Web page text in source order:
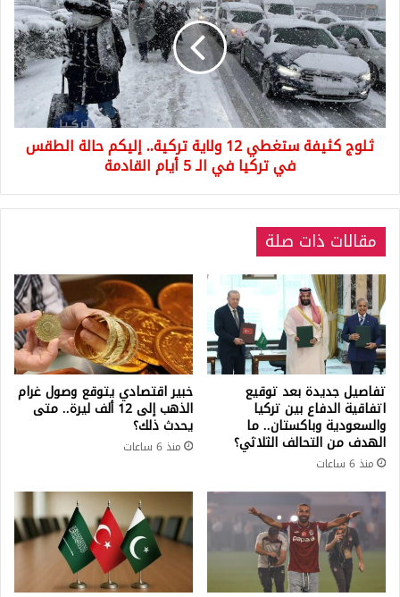
ستغطي
12
ولاية
تركية..
إليكم
حالة
الطقس
في
الـ
أيام
القادمة
ثلوج كثيفة ستغطي 12 ولاية تركية.. إليكم حالة الطقس
في تركيا في الـ 5 أيام القادمة
مقالات ذات صلة
تفاصيل جديدة بعد توقيع
اتفاقية الدفاع بين تركيا
والسعودية وباكستان.. ما
الهدف من التحالف الثلاثي؟
منذ 6 ساعات
خبير اقتصادي يتوقع وصول غرام
الذهب إلى 12 ألف ليرة.. متى
يحدث ذلك؟
منذ 6 ساعات